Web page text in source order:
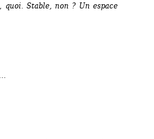
quoi. Stable, non ? Un espace